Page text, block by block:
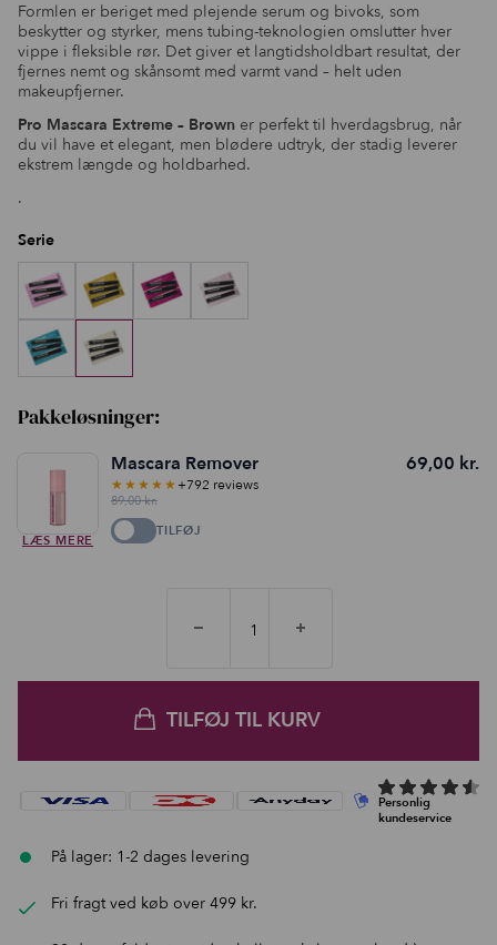
Formlen er beriget med plejende serum og bivoks, som
beskytter og styrker, mens tubing-teknologien omslutter hver
vippe i fleksible rør. Det giver et langtidsholdbart resultat, der
fjernes nemt og skånsomt med varmt vand – helt uden
makeupfjerner.
Pro Mascara Extreme – Brown er perfekt til hverdagsbrug, når
du vil have et elegant, men blødere udtryk, der stadig leverer
ekstrem længde og holdbarhed.
.
Serie
Pakkeløsninger:
LÆS MERE
Mascara Remover
★★★★★+792 reviews
89,00kr.
69,00 kr.
TILFØJ
TILFØJ TIL KURV
På lager: 1-2 dages levering
Fri fragt ved køb over 499 kr.